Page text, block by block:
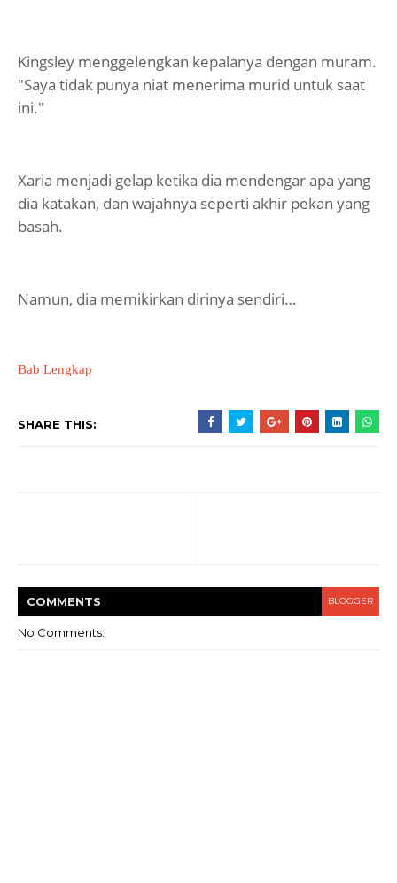
Kingsley menggelengkan kepalanya dengan muram.
"Saya tidak punya niat menerima murid untuk saat
ini."
Xaria menjadi gelap ketika dia mendengar apa yang
dia katakan, dan wajahnya seperti akhir pekan yang
basah.
Namun, dia memikirkan dirinya sendiri…
Bab Lengkap
SHARE THIS:
COMMENTS BLOGGER
No Comments: